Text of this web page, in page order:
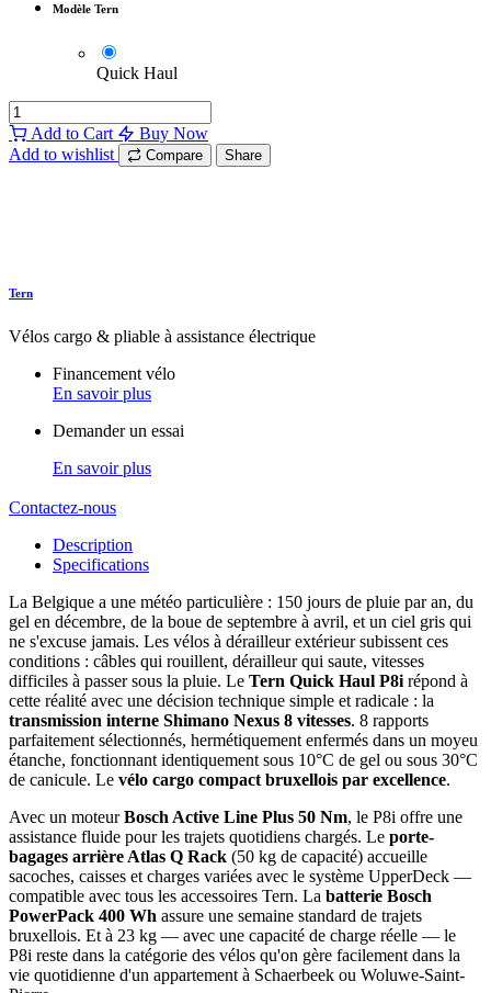
Modèle Tern
Quick Haul
Add to Cart
Buy Now
Add to wishlist
Compare Share
Tern
Vélos cargo & pliable à assistance électrique
Financement vélo
En savoir plus
Demander un essai
En savoir plus
Contactez-nous
Description
Specifications
La Belgique a une météo particulière : 150 jours de pluie par an, du
gel en décembre, de la boue de septembre à avril, et un ciel gris qui
ne s'excuse jamais. Les vélos à dérailleur extérieur subissent ces
conditions : câbles qui rouillent, dérailleur qui saute, vitesses
difficiles à passer sous la pluie. Le Tern Quick Haul P8irépond à
cette réalité avec une décision technique simple et radicale : la
transmission interne Shimano Nexus 8 vitesses. 8 rapports
parfaitement sélectionnés, hermétiquement enfermés dans un moyeu
étanche, fonctionnant identiquement sous 10°C de gel ou sous 30°C
de canicule. Le vélo cargo compact bruxellois par excellence.
Avec un moteurBosch Active Line Plus 50 Nm, le P8i offre une
assistance fluide pour les trajets quotidiens chargés. Le porte-
bagages arrière Atlas Q Rack (50 kg de capacité) accueille
sacoches, caisses et charges variées avec le système UpperDeck —
compatible avec tous les accessoires Tern. La batterie Bosch
PowerPack 400 Wh assure une semaine standard de trajets
bruxellois. Et à 23 kg — avec une capacité de charge réelle — le
P8i reste dans la catégorie des vélos qu'on gère facilement dans la
vie quotidienne d'un appartement à Schaerbeek ou Woluwe-Saint-